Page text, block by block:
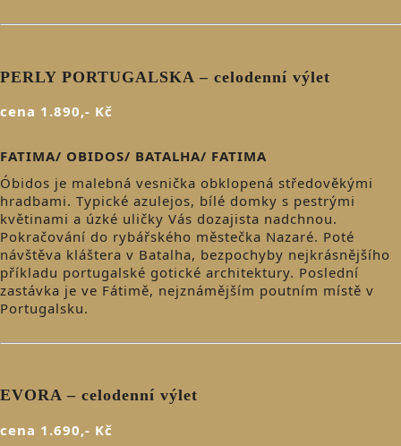
PERLY PORTUGALSKA – celodenní výlet
cena 1.890,- Kč
FATIMA/ OBIDOS/ BATALHA/ FATIMA
Óbidos je malebná vesnička obklopená středověkými
hradbami. Typické azulejos, bílé domky s pestrými
květinami a úzké uličky Vás dozajista nadchnou.
Pokračování do rybářského městečka Nazaré. Poté
návštěva kláštera v Batalha, bezpochyby nejkrásnějšího
příkladu portugalské gotické architektury. Poslední
zastávka je ve Fátimě, nejznámějším poutním místě v
Portugalsku.
EVORA – celodenní výlet
cena 1.690,- Kč